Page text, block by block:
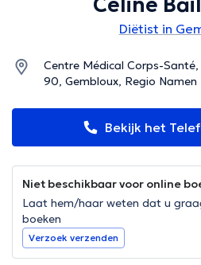
Diëtist in
Centre Médical Corps-
90, Gembloux, Regio Namen
Bekijk het
Niet beschikbaar voor online
Laat hem/haar weten dat u
boeken
Verzoek verzenden